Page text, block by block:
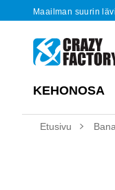
Maailman suurin
KEHONOSA
Etusivu